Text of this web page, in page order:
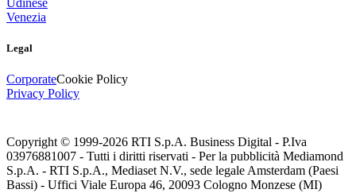
Venezia
Legal
CorporateCookie Policy
Privacy Policy
Copyright © 1999-2026 RTI S.p.A. Business Digital - P.Iva
03976881007 - Tutti i diritti riservati - Per la pubblicità Mediamond
S.p.A. - RTI S.p.A., Mediaset N.V., sede legale Amsterdam (Paesi
Bassi) - Uffici Viale Europa 46, 20093 Cologno Monzese (MI)